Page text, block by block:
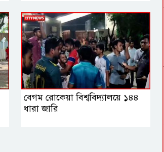
বেগম রোকেয়া বিশ্ববিদ্যালয়ে ১৪৪
ধারা জারি